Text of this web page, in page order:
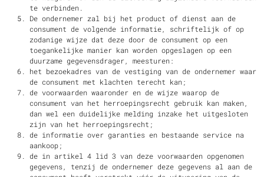
te verbinden.
De ondernemer zal bij het product of dienst aan de
consument de volgende informatie, schriftelijk of op
zodanige wijze dat deze door de consument op een
toegankelijke manier kan worden opgeslagen op een
duurzame gegevensdrager, meesturen:
het bezoekadres van de vestiging van de ondernemer waar
de consument met klachten terecht kan;
de voorwaarden waaronder en de wijze waarop de
consument van het herroepingsrecht gebruik kan maken,
dan wel een duidelijke melding inzake het uitgesloten
zijn van het herroepingsrecht;
de informatie over garanties en bestaande service na
aankoop;
de in artikel 4 lid 3 van deze voorwaarden opgenomen
gegevens, tenzij de ondernemer deze gegevens al aan de